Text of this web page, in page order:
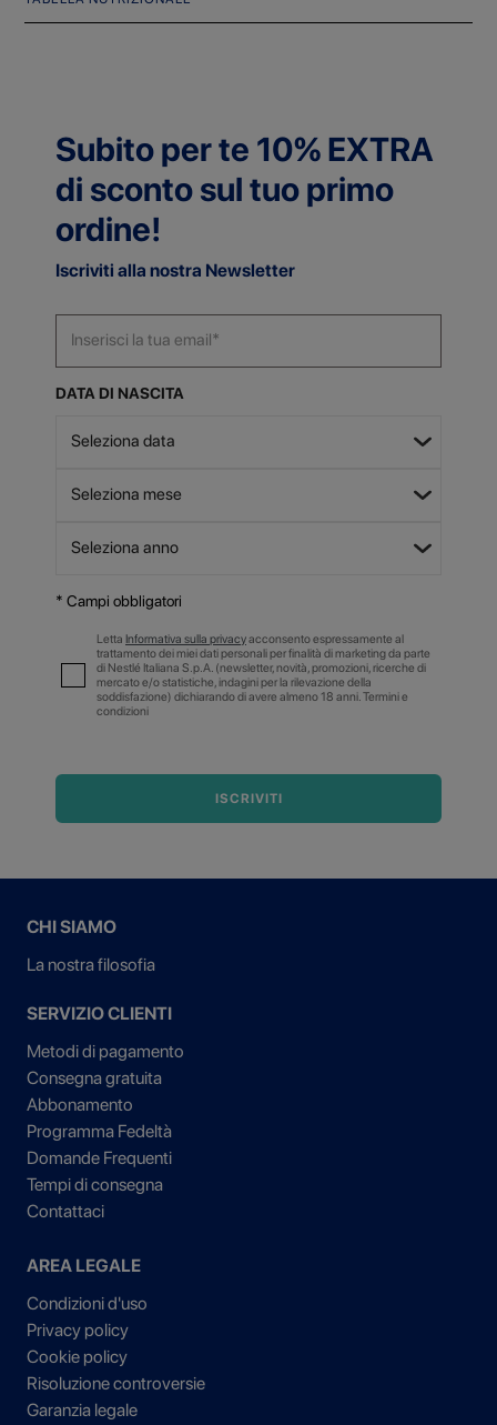
Subito per te 10% EXTRA
di sconto sul tuo primo
ordine!
Iscriviti alla nostra Newsletter
DATA DI NASCITA
* Campi obbligatori
Letta Informativa sulla privacyacconsento espressamente al
trattamento dei miei dati personali per finalità di marketing da parte
di Nestlé Italiana S.p.A. (newsletter, novità, promozioni, ricerche di
mercato e/o statistiche, indagini per la rilevazione della
soddisfazione) dichiarando di avere almeno 18 anni. Termini e
condizioni
ISCRIVITI
CHI SIAMO
La nostra filosofia
SERVIZIO CLIENTI
Metodi di pagamento
Consegna gratuita
Abbonamento
Programma Fedeltà
Domande Frequenti
Tempi di consegna
Contattaci
AREA LEGALE
Condizioni d'uso
Privacy policy
Cookie policy
Risoluzione controversie
Garanzia legale